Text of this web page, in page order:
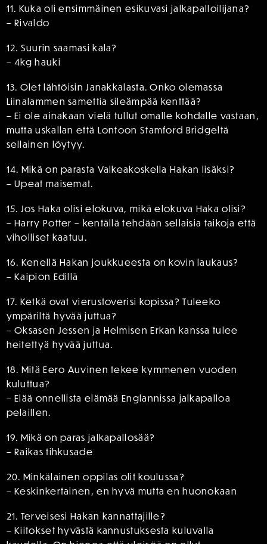
11. Kuka oli ensimmäinen esikuvasi jalkapalloilijana?
– Rivaldo
12. Suurin saamasi kala?
– 4kg hauki
13. Olet lähtöisin Janakkalasta. Onko olemassa
Liinalammen samettia sileämpää kenttää?
– Ei ole ainakaan vielä tullut omalle kohdalle vastaan,
mutta uskallan että Lontoon Stamford Bridgeltä
sellainen löytyy.
14. Mikä on parasta Valkeakoskella Hakan lisäksi?
– Upeat maisemat.
15. Jos Haka olisi elokuva, mikä elokuva Haka olisi?
– Harry Potter – kentällä tehdään sellaisia taikoja että
viholliset kaatuu.
16. Kenellä Hakan joukkueesta on kovin laukaus?
– Kaipion Edillä
17. Ketkä ovat vierustoverisi kopissa? Tuleeko
ympäriltä hyvää juttua?
– Oksasen Jessen ja Helmisen Erkan kanssa tulee
heitettyä hyvää juttua.
18. Mitä Eero Auvinen tekee kymmenen vuoden
kuluttua?
– Elää onnellista elämää Englannissa jalkapalloa
pelaillen.
19. Mikä on paras jalkapallosää?
– Raikas tihkusade
20. Minkälainen oppilas olit koulussa?
– Keskinkertainen, en hyvä mutta en huonokaan
21. Terveisesi Hakan kannattajille?
– Kiitokset hyvästä kannustuksesta kuluvalla